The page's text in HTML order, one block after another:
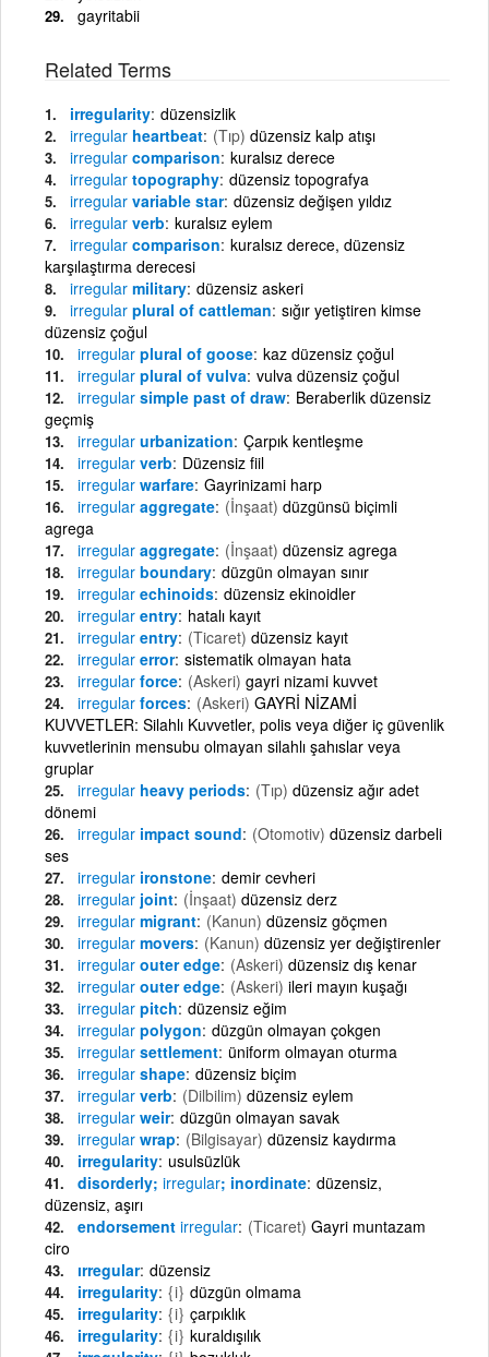
gayritabii
Related Terms
irregularity düzensizlik
irregular heartbeat (Tıp) düzensiz kalp atışı
irregular comparison kuralsız derece
irregular topography düzensiz topografya
irregular variable star düzensiz değişen yıldız
irregular verb kuralsız eylem
irregular comparison kuralsız derece, düzensiz
karşılaştırma derecesi
irregular military düzensiz askeri
irregular plural of cattleman sığır yetiştiren kimse
düzensiz çoğul
irregular plural of goose kaz düzensiz çoğul
irregular plural of vulva vulva düzensiz çoğul
irregular simple past of draw Beraberlik düzensiz
geçmiş
irregular urbanization Çarpık kentleşme
irregular verb Düzensiz fiil
irregular warfare Gayrinizami harp
irregular aggregate (İnşaat) düzgünsü biçimli
agrega
irregular aggregate (İnşaat) düzensiz agrega
irregular boundary düzgün olmayan sınır
irregular echinoids düzensiz ekinoidler
irregular entry hatalı kayıt
irregular entry (Ticaret) düzensiz kayıt
irregular error sistematik olmayan hata
irregular force (Askeri) gayri nizami kuvvet
irregular forces (Askeri) GAYRİ NİZAMİ
KUVVETLER: Silahlı Kuvvetler, polis veya diğer iç güvenlik
kuvvetlerinin mensubu olmayan silahlı şahıslar veya
gruplar
irregular heavy periods (Tıp) düzensiz ağır adet
dönemi
irregular impact sound (Otomotiv) düzensiz darbeli
ses
irregular ironstone demir cevheri
irregular joint (İnşaat) düzensiz derz
irregular migrant (Kanun) düzensiz göçmen
irregular movers (Kanun) düzensiz yer değiştirenler
irregular outer edge (Askeri) düzensiz dış kenar
irregular outer edge (Askeri) ileri mayın kuşağı
irregular pitch düzensiz eğim
irregular polygon düzgün olmayan çokgen
irregular settlement üniform olmayan oturma
irregular shape düzensiz biçim
irregular verb (Dilbilim) düzensiz eylem
irregular weir düzgün olmayan savak
irregular wrap (Bilgisayar) düzensiz kaydırma
irregularity usulsüzlük
disorderly; irregular; inordinate düzensiz,
düzensiz, aşırı
endorsement irregular (Ticaret) Gayri muntazam
ciro
ırregular düzensiz
irregularity {i} düzgün olmama
irregularity {i} çarpıklık
irregularity {i} kuraldışılık